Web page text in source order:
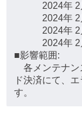
2024年 2月
2024年 2月
2024年 2月
2024年 2月
■影響範囲:
各メンテナン
ド決済にて、
す。